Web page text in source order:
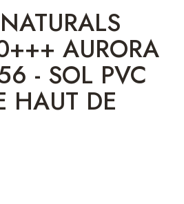
AURORA
- SOL PVC
HAUT DE